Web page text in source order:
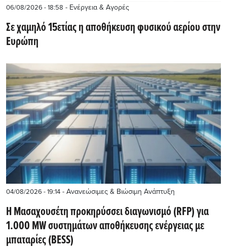
06/08/2026 - 18:58 - Ενέργεια & Αγορές
Σε χαμηλό 15ετίας η αποθήκευση φυσικού αερίου στην
Ευρώπη
04/08/2026 - 19:14 - Ανανεώσιμες & Βιώσιμη Ανάπτυξη
Η Μασαχουσέτη προκηρύσσει διαγωνισμό (RFP) για
1.000 MW συστημάτων αποθήκευσης ενέργειας με
μπαταρίες (BESS)